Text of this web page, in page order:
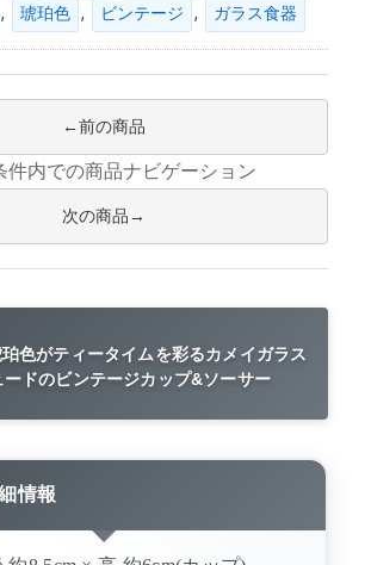
, 琥珀色 , ビンテージ , ガラス食器
前の商品
件内での商品ナビゲーション
次の商品
色がティータイムを彩るカメイガラス
ードのビンテージカップ&ソーサー
情報